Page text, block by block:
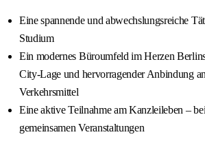
Eine spannende und abwechslungsreiche
Studium
Ein modernes Büroumfeld im Herzen
City-Lage und hervorragender Anbindung
Verkehrsmittel
Eine aktive Teilnahme am Kanzleileben –
gemeinsamen Veranstaltungen